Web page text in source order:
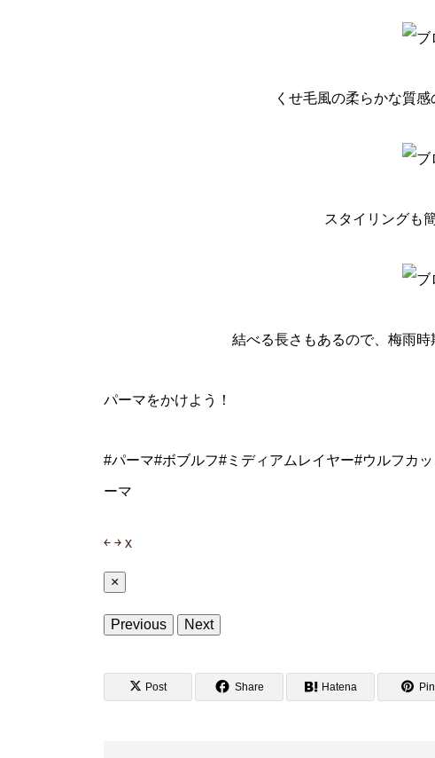
くせ毛風の柔らかな質
スタイリングも
結べる長さもあるので、梅雨
パーマをかけよう！
#パーマ#ボブルフ#ミディアムレイヤー#ウルフカ
ーマ
￩ ￫ x
×
Previous Next
Post Share Hatena